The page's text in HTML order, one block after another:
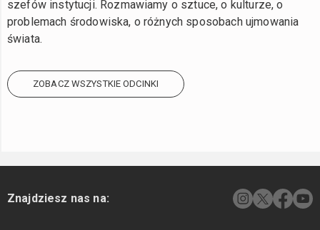
szefów instytucji. Rozmawiamy o sztuce, o kulturze, o
problemach środowiska, o różnych sposobach ujmowania
świata.
ZOBACZ WSZYSTKIE ODCINKI
Znajdziesz nas na: